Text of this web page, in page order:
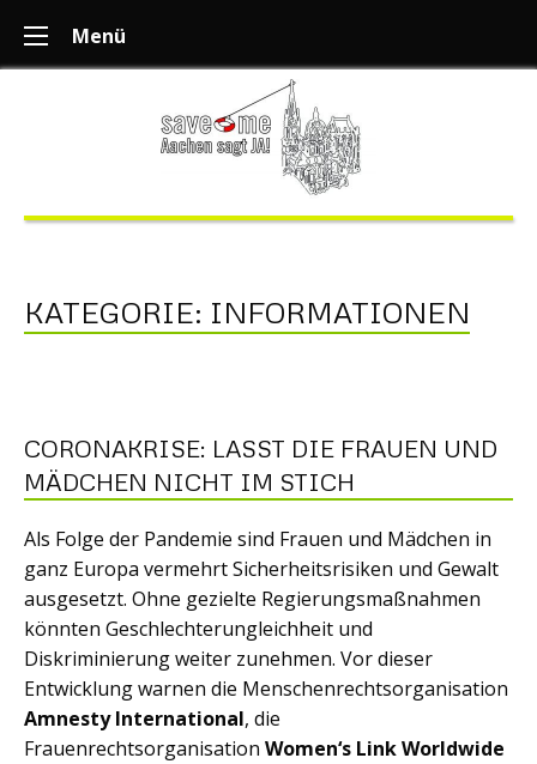
Menü
KATEGORIE: INFORMATIONEN
CORONAKRISE: LASST DIE FRAUEN UND M
ÄDCHEN NICHT IM STICH
Als Folge der Pandemie sind Frauen und Mädchen in
ganz Europa vermehrt Sicherheitsrisiken und Gewalt
ausgesetzt. Ohne gezielte Regierungsmaßnahmen
könnten Geschlechterungleichheit und
Diskriminierung weiter zunehmen. Vor dieser
Entwicklung warnen die Menschenrechtsorganisation
Amnesty International, die
Frauenrechtsorganisation Women‘s Link Worldwide